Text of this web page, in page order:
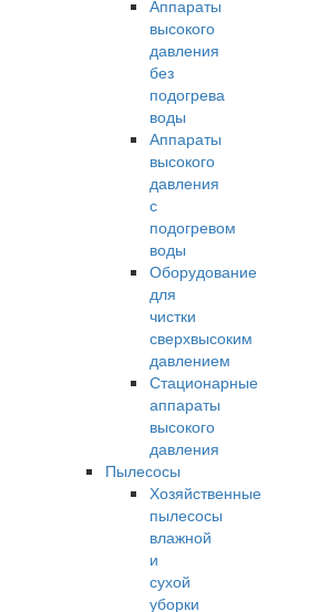
Аппараты
высокого
давления
без
подогрева
воды
Аппараты
высокого
давления
с
подогревом
воды
Оборудование
для
чистки
сверхвысоким
давлением
Стационарные
аппараты
высокого
давления
Пылесосы
Хозяйственные
пылесосы
влажной
и
сухой
уборки